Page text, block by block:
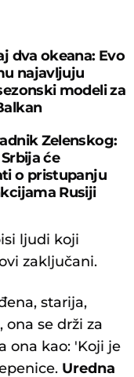
dva okeana: Evo
najavljuju
modeli za
Zelenskog:
će
o pristupanju
Rusiji
ljudi koji
zaključani.
starija,
se drži za
ona kao: 'Koji je
Uredna